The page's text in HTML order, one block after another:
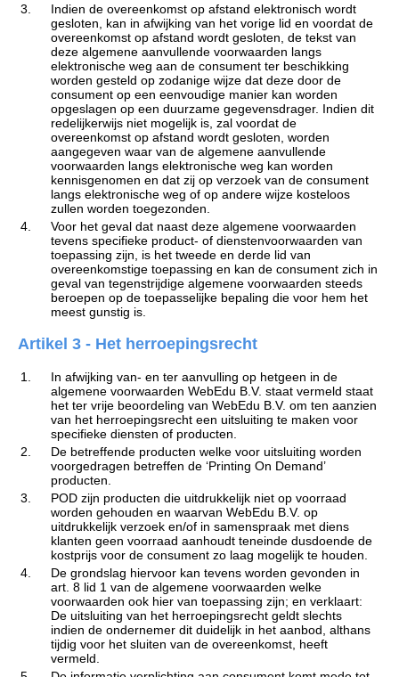
3.
Indien de overeenkomst op afstand elektronisch wordt
gesloten, kan in afwijking van het vorige lid en voordat de
overeenkomst op afstand wordt gesloten, de tekst van
deze algemene aanvullende voorwaarden langs
elektronische weg aan de consument ter beschikking
worden gesteld op zodanige wijze dat deze door de
consument op een eenvoudige manier kan worden
opgeslagen op een duurzame gegevensdrager. Indien dit
redelijkerwijs niet mogelijk is, zal voordat de
overeenkomst op afstand wordt gesloten, worden
aangegeven waar van de algemene aanvullende
voorwaarden langs elektronische weg kan worden
kennisgenomen en dat zij op verzoek van de consument
langs elektronische weg of op andere wijze kosteloos
zullen worden toegezonden.
4.
Voor het geval dat naast deze algemene voorwaarden
tevens specifieke product- of dienstenvoorwaarden van
toepassing zijn, is het tweede en derde lid van
overeenkomstige toepassing en kan de consument zich in
geval van tegenstrijdige algemene voorwaarden steeds
beroepen op de toepasselijke bepaling die voor hem het
meest gunstig is.
Artikel 3 - Het herroepingsrecht
1.
In afwijking van- en ter aanvulling op hetgeen in de
algemene voorwaarden WebEdu B.V. staat vermeld staat
het ter vrije beoordeling van WebEdu B.V. om ten aanzien
van het herroepingsrecht een uitsluiting te maken voor
specifieke diensten of producten.
2.
De betreffende producten welke voor uitsluiting worden
voorgedragen betreffen de ‘Printing On Demand’
producten.
3.
POD zijn producten die uitdrukkelijk niet op voorraad
worden gehouden en waarvan WebEdu B.V. op
uitdrukkelijk verzoek en/of in samenspraak met diens
klanten geen voorraad aanhoudt teneinde dusdoende de
kostprijs voor de consument zo laag mogelijk te houden.
4.
De grondslag hiervoor kan tevens worden gevonden in
art. 8 lid 1 van de algemene voorwaarden welke
voorwaarden ook hier van toepassing zijn; en verklaart:
De uitsluiting van het herroepingsrecht geldt slechts
indien de ondernemer dit duidelijk in het aanbod, althans
tijdig voor het sluiten van de overeenkomst, heeft
vermeld.